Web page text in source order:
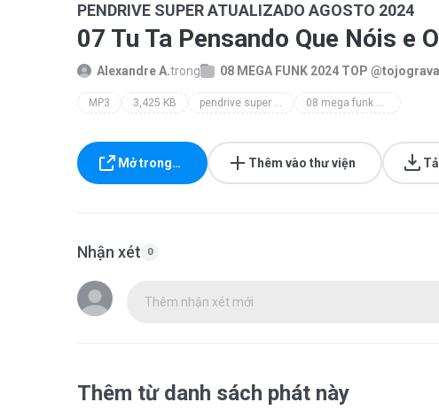
PENDRIVE SUPER ATUALIZADO AGOSTO 2024
07 Tu Ta Pensando Que Nóis e
Alexandre A.trong 08 MEGA FUNK 2024 TOP
MP3 3,425 KB pendrive super atualizado agosto 2024 08 mega funk 2024 top @tojogravacoes
Mở trong… Thêm vào thư viện
Nhận xét 0
Thêm nhận xét mới
Thêm từ danh sách phát này